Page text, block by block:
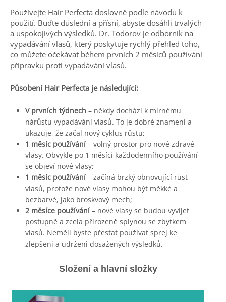
Používejte Hair Perfecta doslovně podle návodu k
použití. Buďte důslední a přísní, abyste dosáhli trvalých
a uspokojivých výsledků. Dr. Todorov je odborník na
vypadávání vlasů, který poskytuje rychlý přehled toho,
co můžete očekávat během prvních 2 měsíců používání
přípravku proti vypadávání vlasů.
Působení Hair Perfecta je následující:
V prvních týdnech – někdy dochází k mírnému
nárůstu vypadávání vlasů. To je dobré znamení a
ukazuje, že začal nový cyklus růstu;
1 měsíc používání– volný prostor pro nové zdravé
vlasy. Obvykle po 1 měsíci každodenního používání
se objeví nové vlasy;
1 měsíc používání– začíná brzký obnovující růst
vlasů, protože nové vlasy mohou být měkké a
bezbarvé, jako broskvový mech;
2 měsíce používání– nové vlasy se budou vyvíjet
postupně a zcela přirozeně splynou se zbytkem
vlasů. Neměli byste přestat používat sprej ke
zlepšení a udržení dosažených výsledků.
Složení a hlavní složky